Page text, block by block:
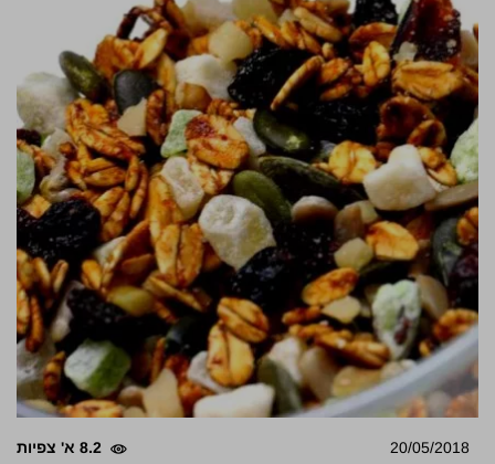
20/05/2018 8.2 א' צפיות